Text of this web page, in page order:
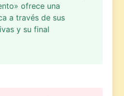
ofrece una
a través de sus
y su final